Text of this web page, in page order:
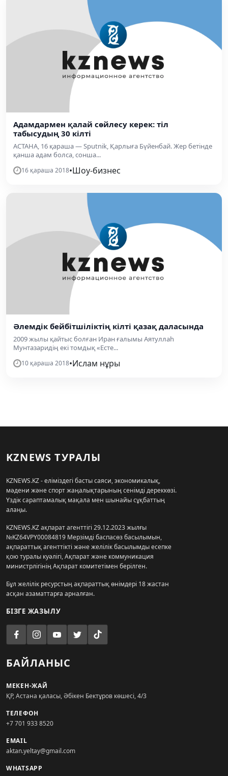
Адамдармен қалай сөйлесу керек: тіл
табысудың 30 кілті
АСТАНА, 16 қараша — Sputnik, Қарлыға Бүйенбай. Жер бетінде
қанша адам болса, сонша...
16 қараша 2018•Шоу-бизнес
Әлемдік бейбітшіліктің кілті қазақ даласында
2009 жылы қайтыс болған Иран ғалымы Аятуллаһ
Мунтазаридің екі томдық «Есте...
10 қараша 2018•Ислам нұры
KZNEWS ТУРАЛЫ
KZNEWS.KZ - еліміздегі басты саяси, экономикалық,
мәдени және спорт жаңалықтарының сенімді дереккөзі.
Үздік сараптамалық мақала мен шынайы сұқбаттың
алаңы.
KZNEWS.KZ ақпарат агенттігі 29.12.2023 жылғы
№KZ64VPY00084819 Мерзімді баспасөз басылымын,
ақпараттық агенттікті және желілік басылымды есепке
қою туралы куәлігі, Ақпарат және коммуникация
министрлігінің Ақпарат комитетімен берілген.
Бұл желілік ресурстың ақпараттық өнімдері 18 жастан
асқан азаматтарға арналған.
БІЗГЕ ЖАЗЫЛУ
БАЙЛАНЫС
МЕКЕН-ЖАЙ
ҚР, Астана қаласы, Әбікен Бектұров көшесі, 4/3
ТЕЛЕФОН
+7 701 933 8520
EMAIL
aktan.yeltay@gmail.com
WHATSAPP